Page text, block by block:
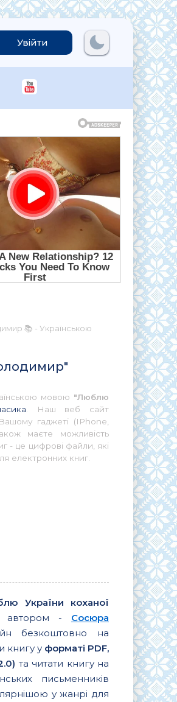
Увійти
📚 - Українською
мовою "Люблю
. Наш веб сайт
гаджеті (IPhone,
маєте можливість
- це цифрові файли, які
електронних книг.
України коханої
автором - Сосюра
безкоштовно на
книгу у форматі PDF,
та читати книгу на
письменників
у жанрі для